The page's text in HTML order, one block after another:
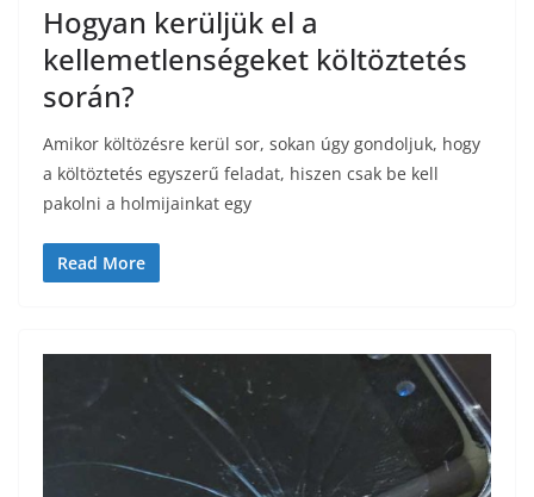
Hogyan kerüljük el a
kellemetlenségeket költöztetés
során?
Amikor költözésre kerül sor, sokan úgy gondoljuk, hogy
a költöztetés egyszerű feladat, hiszen csak be kell
pakolni a holmijainkat egy
Read More